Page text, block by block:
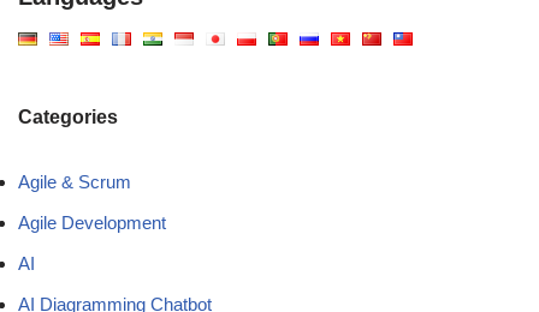
Categories
Agile & Scrum
Agile Development
AI
AI Diagramming Chatbot